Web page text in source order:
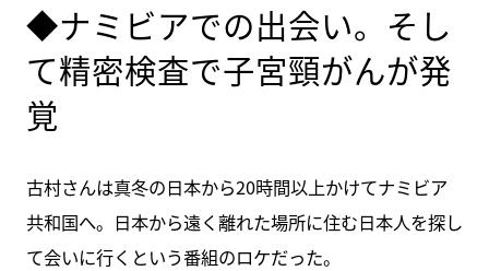
◆ナミビアでの出会い。そし
て精密検査で子宮頸がんが発
覚
古村さんは真冬の日本から20時間以上かけてナミビア
共和国へ。日本から遠く離れた場所に住む日本人を探し
て会いに行くという番組のロケだった。